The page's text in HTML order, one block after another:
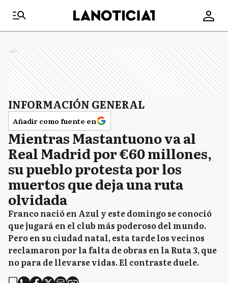
Ads
INFORMACIÓN GENERAL
Añadir como fuente en
Mientras Mastantuono va al
Real Madrid por €60 millones,
su pueblo protesta por los
muertos que deja una ruta
olvidada
Franco nació en Azul y este domingo se conoció
que jugará en el club más poderoso del mundo.
Pero en su ciudad natal, esta tarde los vecinos
reclamaron por la falta de obras en la Ruta 3, que
no para de llevarse vidas. El contraste duele.